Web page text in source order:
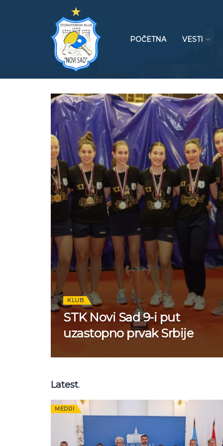
POČETNA VESTI
KLUB
STK Novi Sad 9-i put
uzastopno prvak Srbije
Latest.
MEDIJI